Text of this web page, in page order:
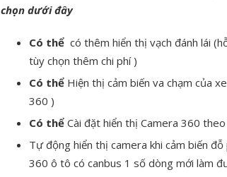
chọn dưới đây
Có thể có thêm hiển thị vạch đánh lái
tùy chọn thêm chi phí )
Có thể Hiện thị cảm biến va chạm của
360 )
Có thể Cài đặt hiển thị Camera 360
Tự động hiển thị camera khi cảm biến
360 ô tô có canbus 1 số dòng mới làm